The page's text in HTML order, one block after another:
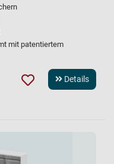
mit patentiertem
Details